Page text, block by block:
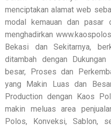
menciptakan alamat web
modal kemauan dan pasar
menghadirkan
Bekasi dan Sekitarnya,
ditambah dengan
besar, Proses dan
yang Makin Luas dan
Production dengan Kaos
makin meluas area
Polos, Konveksi, Sablon,